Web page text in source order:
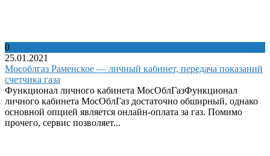
0
25.01.2021
Мособлгаз Раменское — личный кабинет, передача показаний
счетчика газа
Функционал личного кабинета МосОблГазФункционал
личного кабинета МосОблГаз достаточно обширный, однако
основной опцией является онлайн-оплата за газ. Помимо
прочего, сервис позволяет...